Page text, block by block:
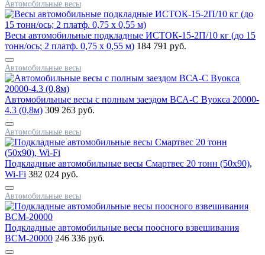
Автомобильные весы
Весы автомобильные подкладные ИСТОК-15-2П/10 кг (до 15
тонн/ось; 2 платф. 0,75 х 0,55 м) 184 791 руб.
Автомобильные весы
Автомобильные весы с полным заездом ВСА-С Вуокса 20000-
4.3 (0,8м) 309 263 руб.
Автомобильные весы
Подкладные автомобильные весы Смартвес 20 тонн (50x90),
Wi-Fi 382 024 руб.
Автомобильные весы
Подкладные автомобильные весы поосного взвешивания
ВСМ-20000 246 336 руб.